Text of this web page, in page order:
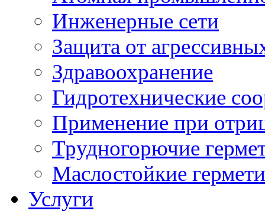
Инженерные сети
Защита от
Здравоохранение
Гидротехнические
Применение при
Трудногорючие
Маслостойкие
Услуги